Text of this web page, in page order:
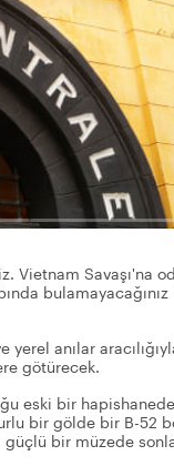
Vietnam Savaşı'na
anılar
götürecek.
eski bir
bir gölde bir B-52
güçlü bir müzede